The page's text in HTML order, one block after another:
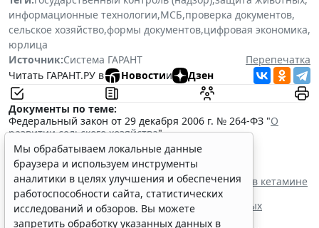
информационные технологии,МСБ,проверка документов,
сельское хозяйство,формы документов,цифровая экономика,
юрлица
Источник:Система ГАРАНТ
Перепечатка
Читать ГАРАНТ.РУ в
Новостии Дзен
Документы по теме:
Федеральный закон от 29 декабря 2006 г. № 264-ФЗ "О
развитии сельского хозяйства"
Читайте также:
Кабмин актуализировал регламент проведения
карантинного фитосанитарного контроля
В РФ уточнили нормативы расчета потребности в кетамине
и диазепаме для животных
Порядок формирования базы данных о племенных
животных в рамках ЕАЭС уточнили
Мы обрабатываем локальные данные
браузера и используем инструменты
аналитики в целях улучшения и обеспечения
работоспособности сайта, статистических
исследований и обзоров. Вы можете
запретить обработку указанных данных в